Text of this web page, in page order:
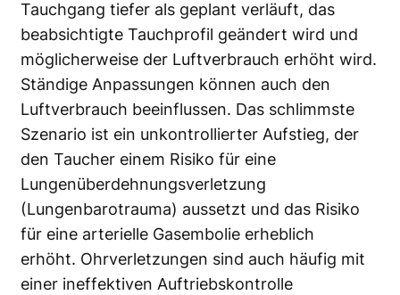
Tauchgang tiefer als geplant verläuft, das
beabsichtigte Tauchprofil geändert wird und
möglicherweise der Luftverbrauch erhöht wird.
Ständige Anpassungen können auch den
Luftverbrauch beeinflussen. Das schlimmste
Szenario ist ein unkontrollierter Aufstieg, der
den Taucher einem Risiko für eine
Lungenüberdehnungsverletzung
(Lungenbarotrauma) aussetzt und das Risiko
für eine arterielle Gasembolie erheblich
erhöht. Ohrverletzungen sind auch häufig mit
einer ineffektiven Auftriebskontrolle